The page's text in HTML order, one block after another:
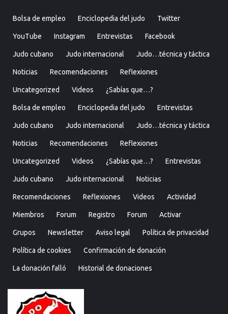
Bolsa de empleo Enciclopedia del judo Twitter
YouTube Instagram Entrevistas Facebook
Judo cubano Judo internacional Judo…técnica y táctica
Noticias Recomendaciones Reflexiones
Uncategorized Videos ¿Sabías que…?
Bolsa de empleo Enciclopedia del judo Entrevistas
Judo cubano Judo internacional Judo…técnica y táctica
Noticias Recomendaciones Reflexiones
Uncategorized Videos ¿Sabías que…? Entrevistas
Judo cubano Judo internacional Noticias
Recomendaciones Reflexiones Videos Actividad
Miembros Forum Registro Forum Activar
Grupos Newsletter Aviso legal Política de privacidad
Política de cookies Confirmación de donación
La donación falló Historial de donaciones